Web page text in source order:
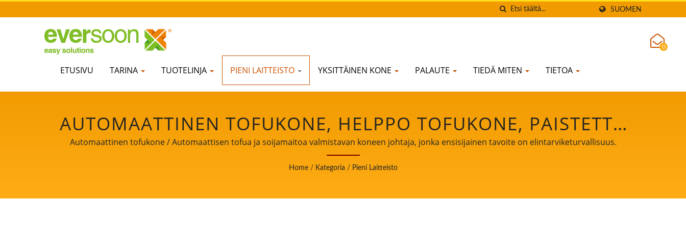
SUOMEN
ETUSIVU TARINA TUOTELINJA PIENI LAITTEISTO YKSITTÄINEN KONE PALAUTE TIEDÄ MITEN TIETOA
0
AUTOMAATTINEN TOFUKONE, HELPPO TOFUKONE, PAISTETTU
TOFUKONE, TEOLLINEN TOFUN VALMISTUS, PIENI TOFUKONE,
SOIJARUOKAKONEET, SOIJALIHA KONE, SOIJAMAITO JA TOFUN
VALMISTUSKONE, TOFURAKENNUS, TOFUKONE, TOFU-KONE
Automaattinen tofukone / Automaattisen tofua ja soijamaitoa valmistavan koneen johtaja, jonka ensisijainen tavoite on elintarviketurvallisuus.
Home / Kategoria / Pieni Laitteisto